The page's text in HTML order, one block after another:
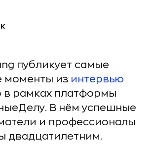
публикует самые
моменты из интервью
в рамках платформы
В нём успешные
и профессионалы
двадцатилетним.